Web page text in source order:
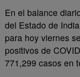
En el balance
del Estado de
para hoy viernes
positivos de
771,299 casos en